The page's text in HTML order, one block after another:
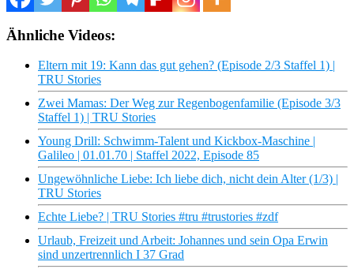
Ähnliche Videos:
Eltern mit 19: Kann das gut gehen? (Episode 2/3 Staffel 1) |
TRU Stories
Zwei Mamas: Der Weg zur Regenbogenfamilie (Episode 3/3
Staffel 1) | TRU Stories
Young Drill: Schwimm-Talent und Kickbox-Maschine |
Galileo | 01.01.70 | Staffel 2022, Episode 85
Ungewöhnliche Liebe: Ich liebe dich, nicht dein Alter (1/3) |
TRU Stories
Echte Liebe? | TRU Stories #tru #trustories #zdf
Urlaub, Freizeit und Arbeit: Johannes und sein Opa Erwin
sind unzertrennlich I 37 Grad